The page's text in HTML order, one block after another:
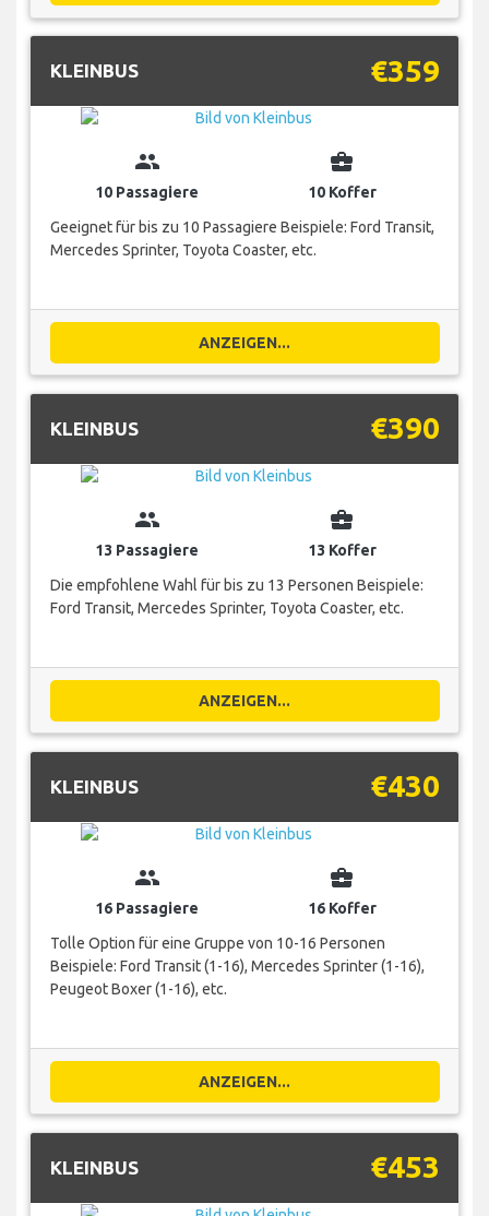
KLEINBUS €359
group
10 Passagiere
business_center
10 Koffer
Geeignet für bis zu 10 Passagiere Beispiele: Ford Transit,
Mercedes Sprinter, Toyota Coaster, etc.
ANZEIGEN...
KLEINBUS €390
group
13 Passagiere
business_center
13 Koffer
Die empfohlene Wahl für bis zu 13 Personen Beispiele:
Ford Transit, Mercedes Sprinter, Toyota Coaster, etc.
ANZEIGEN...
KLEINBUS €430
group
16 Passagiere
business_center
16 Koffer
Tolle Option für eine Gruppe von 10-16 Personen
Beispiele: Ford Transit (1-16), Mercedes Sprinter (1-16),
Peugeot Boxer (1-16), etc.
ANZEIGEN...
KLEINBUS €453